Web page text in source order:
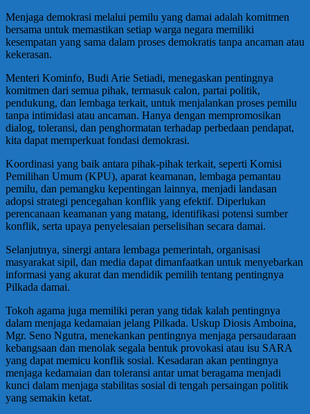
Menjaga demokrasi melalui pemilu yang damai adalah komitmen
bersama untuk memastikan setiap warga negara memiliki
kesempatan yang sama dalam proses demokratis tanpa ancaman atau
kekerasan.
Menteri Kominfo, Budi Arie Setiadi, menegaskan pentingnya
komitmen dari semua pihak, termasuk calon, partai politik,
pendukung, dan lembaga terkait, untuk menjalankan proses pemilu
tanpa intimidasi atau ancaman. Hanya dengan mempromosikan
dialog, toleransi, dan penghormatan terhadap perbedaan pendapat,
kita dapat memperkuat fondasi demokrasi.
Koordinasi yang baik antara pihak-pihak terkait, seperti Komisi
Pemilihan Umum (KPU), aparat keamanan, lembaga pemantau
pemilu, dan pemangku kepentingan lainnya, menjadi landasan
adopsi strategi pencegahan konflik yang efektif. Diperlukan
perencanaan keamanan yang matang, identifikasi potensi sumber
konflik, serta upaya penyelesaian perselisihan secara damai.
Selanjutnya, sinergi antara lembaga pemerintah, organisasi
masyarakat sipil, dan media dapat dimanfaatkan untuk menyebarkan
informasi yang akurat dan mendidik pemilih tentang pentingnya
Pilkada damai.
Tokoh agama juga memiliki peran yang tidak kalah pentingnya
dalam menjaga kedamaian jelang Pilkada. Uskup Diosis Amboina,
Mgr. Seno Ngutra, menekankan pentingnya menjaga persaudaraan
kebangsaan dan menolak segala bentuk provokasi atau isu SARA
yang dapat memicu konflik sosial. Kesadaran akan pentingnya
menjaga kedamaian dan toleransi antar umat beragama menjadi
kunci dalam menjaga stabilitas sosial di tengah persaingan politik
yang semakin ketat.